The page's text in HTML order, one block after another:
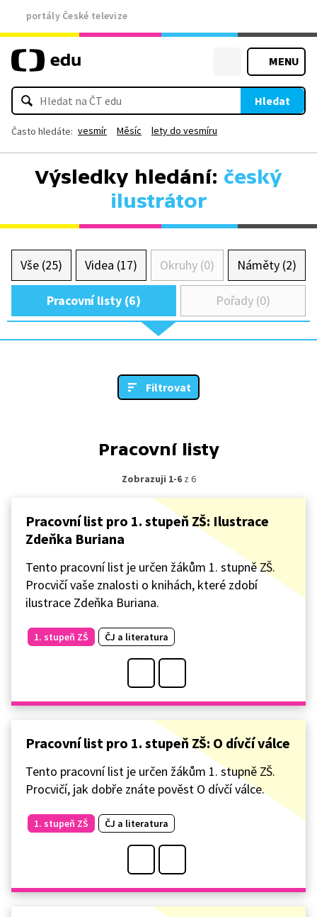
portály České televize
MENU
Hledat
Často hledáte: vesmír Měsíc lety do vesmíru
Výsledky hledání: český
ilustrátor
Vše (25) Videa (17) Okruhy (0) Náměty (2)
Pracovní listy (6) Pořady (0)
Filtrovat
Pracovní listy
Zobrazuji 1-6z 6
Pracovní list pro 1. stupeň ZŠ: Ilustrace
Zdeňka Buriana
Tento pracovní list je určen žákům 1. stupně ZŠ.
Procvičí vaše znalosti o knihách, které zdobí
ilustrace Zdeňka Buriana.
1. stupeň ZŠ ČJ a literatura
Pracovní list pro 1. stupeň ZŠ: O dívčí válce
Tento pracovní list je určen žákům 1. stupně ZŠ.
Procvičí, jak dobře znáte pověst O dívčí válce.
1. stupeň ZŠ ČJ a literatura